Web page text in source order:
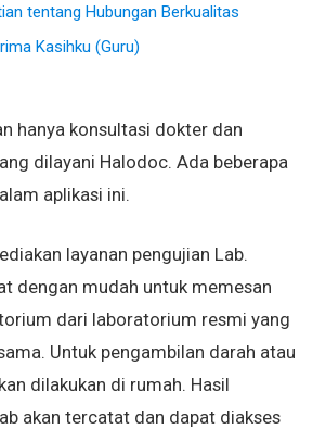
tentang Hubungan Berkualitas
Kasihku (Guru)
hanya konsultasi dokter dan
dilayani Halodoc. Ada beberapa
aplikasi ini.
layanan pengujian Lab.
dengan mudah untuk memesan
dari laboratorium resmi yang
Untuk pengambilan darah atau
dilakukan di rumah. Hasil
akan tercatat dan dapat diakses